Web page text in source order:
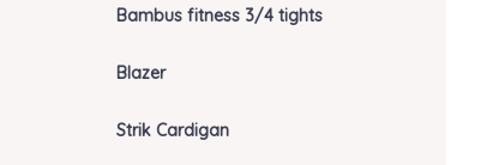
Bambus fitness 3/4 tights
Blazer
Strik Cardigan